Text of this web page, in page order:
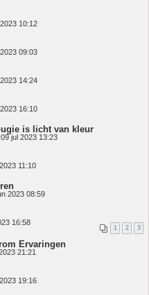
10:12
09:03
14:24
16:10
is licht van kleur
09 jul 2023 13:23
11:10
2023 08:59
16:58
1 2 3
Ervaringen
21:21
19:16